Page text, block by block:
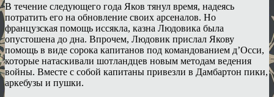
В течение следующего года Яков тянул время, надеясь
потратить его на обновление своих арсеналов. Но
французская помощь иссякла, казна Людовика была
опустошена до дна. Впрочем, Людовик прислал Якову
помощь в виде сорока капитанов под командованием д’Осси,
которые натаскивали шотландцев новым методам ведения
войны. Вместе с собой капитаны привезли в Дамбартон пики,
аркебузы и пушки.